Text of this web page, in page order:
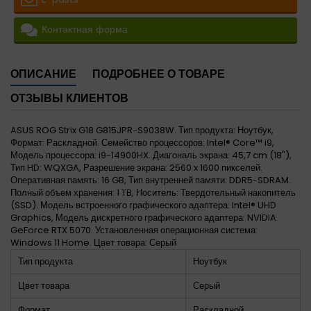
Контактная форма
ОПИСАНИЕ
ПОДРОБНЕЕ О ТОВАРЕ
ОТЗЫВЫ КЛИЕНТОВ
ASUS ROG Strix G18 G815JPR-S9038W. Тип продукта: Ноутбук,
Формат: Раскладной. Семейство процессоров: Intel® Core™ i9,
Модель процессора: i9-14900HX. Диагональ экрана: 45,7 cm (18"),
Тип HD: WQXGA, Разрешение экрана: 2560 x 1600 пикселей.
Оперативная память: 16 GB, Тип внутренней памяти: DDR5-SDRAM.
Полный объем хранения: 1 TB, Носитель: Твердотельный накопитель
(SSD). Модель встроенного графического адаптера: Intel® UHD
Graphics, Модель дискретного графического адаптера: NVIDIA
GeForce RTX 5070. Установленная операционная система:
Windows 11 Home. Цвет товара: Серый
Тип продукта
Ноутбук
Цвет товара
Серый